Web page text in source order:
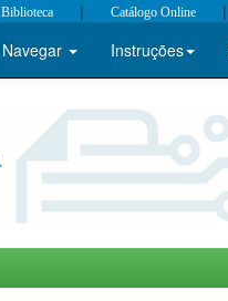
Biblioteca | Catálogo Online |
Navegar Instruções